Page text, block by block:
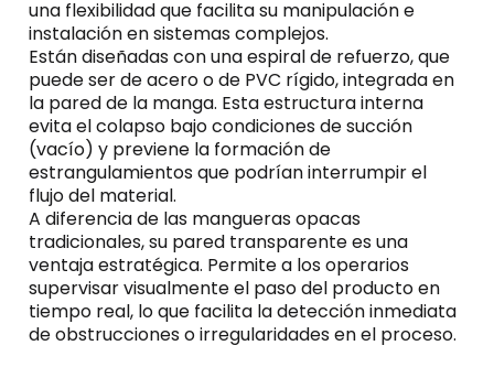
una flexibilidad que facilita su manipulación e
instalación en sistemas complejos.
Están diseñadas con una espiral de refuerzo, que
puede ser de acero o de PVC rígido, integrada en
la pared de la manga. Esta estructura interna
evita el colapso bajo condiciones de succión
(vacío) y previene la formación de
estrangulamientos que podrían interrumpir el
flujo del material.
A diferencia de las mangueras opacas
tradicionales, su pared transparente es una
ventaja estratégica. Permite a los operarios
supervisar visualmente el paso del producto en
tiempo real, lo que facilita la detección inmediata
de obstrucciones o irregularidades en el proceso.